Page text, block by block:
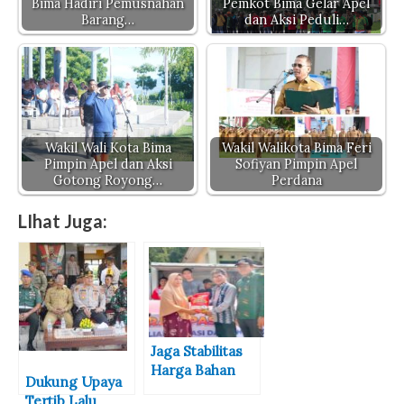
Bima Hadiri Pemusnahan
Barang…
Pemkot Bima Gelar Apel
dan Aksi Peduli…
Wakil Wali Kota Bima
Pimpin Apel dan Aksi
Gotong Royong…
Wakil Walikota Bima Feri
Sofiyan Pimpin Apel
Perdana
LIhat Juga:
Dukung Upaya
Jaga Stabilitas
Harga Bahan